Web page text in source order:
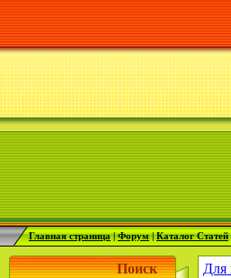
Главная страница|Форум|Каталог Статей
Поиск Для